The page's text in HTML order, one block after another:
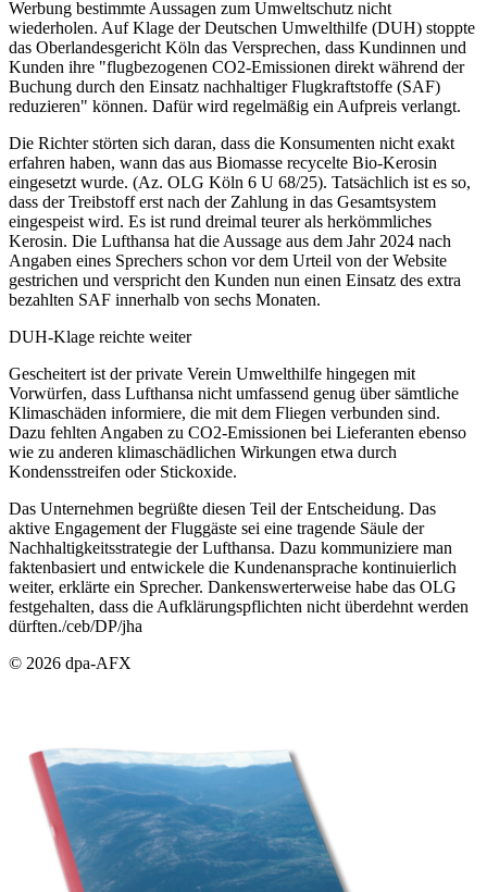
Werbung bestimmte Aussagen zum Umweltschutz nicht
wiederholen. Auf Klage der Deutschen Umwelthilfe (DUH) stoppte
das Oberlandesgericht Köln das Versprechen, dass Kundinnen und
Kunden ihre "flugbezogenen CO2-Emissionen direkt während der
Buchung durch den Einsatz nachhaltiger Flugkraftstoffe (SAF)
reduzieren" können. Dafür wird regelmäßig ein Aufpreis verlangt.
Die Richter störten sich daran, dass die Konsumenten nicht exakt
erfahren haben, wann das aus Biomasse recycelte Bio-Kerosin
eingesetzt wurde. (Az. OLG Köln 6 U 68/25). Tatsächlich ist es so,
dass der Treibstoff erst nach der Zahlung in das Gesamtsystem
eingespeist wird. Es ist rund dreimal teurer als herkömmliches
Kerosin. Die Lufthansa hat die Aussage aus dem Jahr 2024 nach
Angaben eines Sprechers schon vor dem Urteil von der Website
gestrichen und verspricht den Kunden nun einen Einsatz des extra
bezahlten SAF innerhalb von sechs Monaten.
DUH-Klage reichte weiter
Gescheitert ist der private Verein Umwelthilfe hingegen mit
Vorwürfen, dass Lufthansa nicht umfassend genug über sämtliche
Klimaschäden informiere, die mit dem Fliegen verbunden sind.
Dazu fehlten Angaben zu CO2-Emissionen bei Lieferanten ebenso
wie zu anderen klimaschädlichen Wirkungen etwa durch
Kondensstreifen oder Stickoxide.
Das Unternehmen begrüßte diesen Teil der Entscheidung. Das
aktive Engagement der Fluggäste sei eine tragende Säule der
Nachhaltigkeitsstrategie der Lufthansa. Dazu kommuniziere man
faktenbasiert und entwickele die Kundenansprache kontinuierlich
weiter, erklärte ein Sprecher. Dankenswerterweise habe das OLG
festgehalten, dass die Aufklärungspflichten nicht überdehnt werden
dürften./ceb/DP/jha
© 2026 dpa-AFX